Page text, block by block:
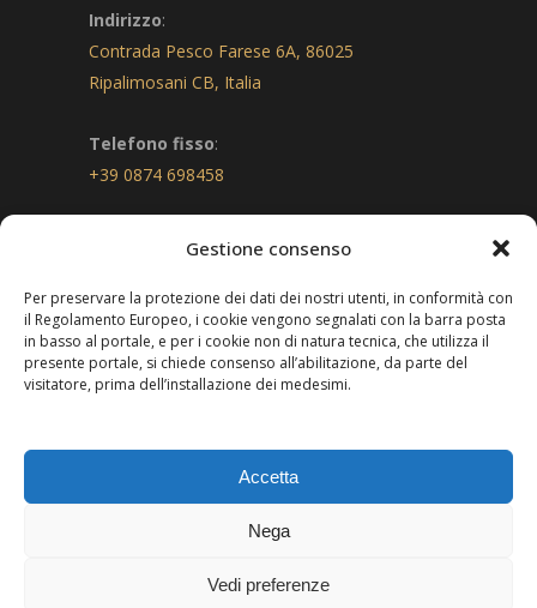
Gestione consenso
Per preservare la protezione dei dati dei nostri utenti, in conformità con
il Regolamento Europeo, i cookie vengono segnalati con la barra posta
in basso al portale, e per i cookie non di natura tecnica, che utilizza il
presente portale, si chiede consenso all’abilitazione, da parte del
visitatore, prima dell’installazione dei medesimi.
Accetta
Nega
Vedi preferenze
Indirizzo:
Contrada Pesco Farese 6A, 86025
Ripalimosani CB, Italia
Telefono fisso:
+39 0874 698458
Privacy
Leggi l’informativa